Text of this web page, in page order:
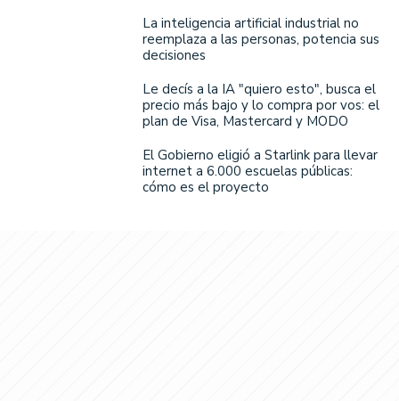
La inteligencia artificial industrial no
reemplaza a las personas, potencia sus
decisiones
Le decís a la IA "quiero esto", busca el
precio más bajo y lo compra por vos: el
plan de Visa, Mastercard y MODO
El Gobierno eligió a Starlink para llevar
internet a 6.000 escuelas públicas:
cómo es el proyecto